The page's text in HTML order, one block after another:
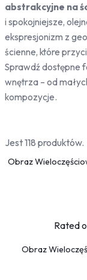
Ludzie
Kobieta
Erotyczne
Niebo
Słońce
abstrakcyjne na
i spokojniejsze,
ekspresjonizm z
ścienne, które
Sprawdź dostępne
wnętrza – od
kompozycje.
Jest 118 produktów.
Obraz
Rated
Obraz